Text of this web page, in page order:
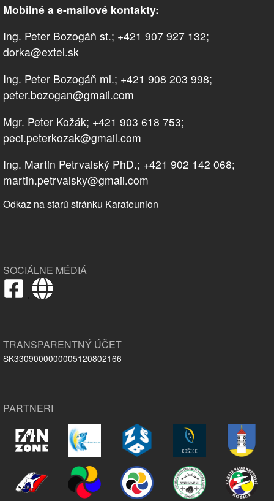
Mobilné a e-mailové kontakty:
Ing. Peter Bozogáň st.; +421 907 927 132;
dorka@extel.sk
Ing. Peter Bozogáň ml.; +421 908 203 998;
peter.bozogan@gmail.com
Mgr. Peter Kožák; +421 903 618 753;
peci.peterkozak@gmail.com
Ing. Martin Petrvalský PhD.; +421 902 142 068;
martin.petrvalsky@gmail.com
Odkaz na starú stránku Karateunion
SOCIÁLNE MÉDIÁ
,
TRANSPARENTNÝ ÚČET
SK3309000000005120802166
PARTNERI